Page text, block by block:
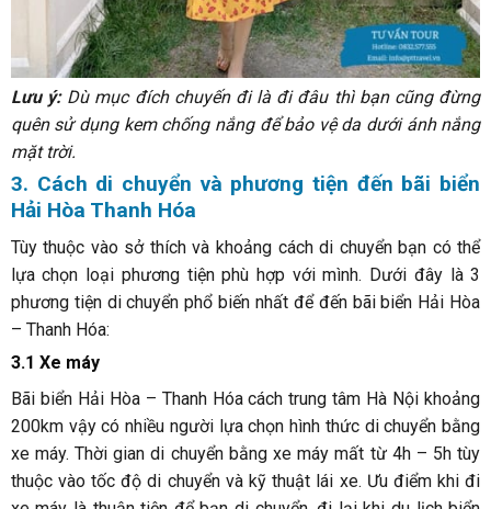
Lưu ý:Dù mục đích chuyến đi là đi đâu thì bạn cũng đừng
quên sử dụng kem chống nắng để bảo vệ da dưới ánh nắng
mặt trời.
3. Cách di chuyển và phương tiện đến bãi biển
Hải Hòa Thanh Hóa
Tùy thuộc vào sở thích và khoảng cách di chuyển bạn có thể
lựa chọn loại phương tiện phù hợp với mình. Dưới đây là 3
phương tiện di chuyển phổ biến nhất để đến bãi biển Hải Hòa
– Thanh Hóa:
3.1 Xe máy
Bãi biển Hải Hòa – Thanh Hóa cách trung tâm Hà Nội khoảng
200km vậy có nhiều người lựa chọn hình thức di chuyển bằng
xe máy. Thời gian di chuyển bằng xe máy mất từ 4h – 5h tùy
thuộc vào tốc độ di chuyển và kỹ thuật lái xe. Ưu điểm khi đi